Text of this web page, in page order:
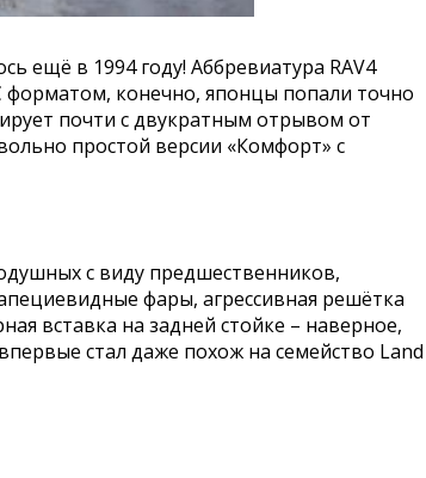
ещё в 1994 году! Аббревиатура RAV4
форматом, конечно, японцы попали точно
почти с двукратным отрывом от
простой версии «Комфорт» с
с виду предшественников,
фары, агрессивная решётка
вставка на задней стойке – наверное,
стал даже похож на семейство Land